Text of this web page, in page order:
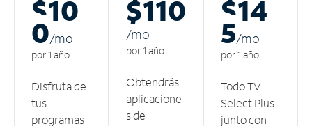
$10
0/mo
por 1 año
Disfruta de
tus
programas
$110
/mo
por 1 año
Obtendrás
aplicacione
s de
$14
5/mo
por 1 año
Todo TV
Select Plus
junto con